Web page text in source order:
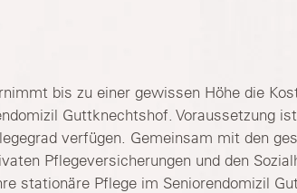
bis zu einer gewissen Höhe die
Guttknechtshof. Voraussetzung
verfügen. Gemeinsam mit den
Pflegeversicherungen und den
stationäre Pflege im Seniorendomizil